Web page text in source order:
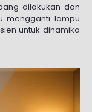
dilakukan dan
mengganti lampu
untuk dinamika